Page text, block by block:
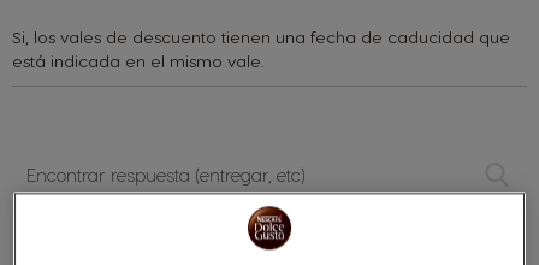
Si, los vales de descuento tienen una fecha de caducidad que
está indicada en el mismo vale.
respuesta
Categorías: